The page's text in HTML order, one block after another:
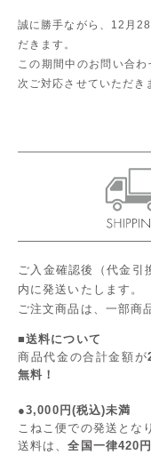
誠に勝手ながら、12月
だきます。
この期間中のお問い合
次ご対応させていただき
ご入金確認後（代金引
内に発送いたします。
ご注文商品は、一部商
■送料について
商品代金の合計金額が
無料！
●3,000円(税込)未満
こねこ便での発送とな
送料は、全国一律420円